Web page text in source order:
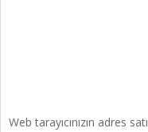
Web tarayıcınızın adres